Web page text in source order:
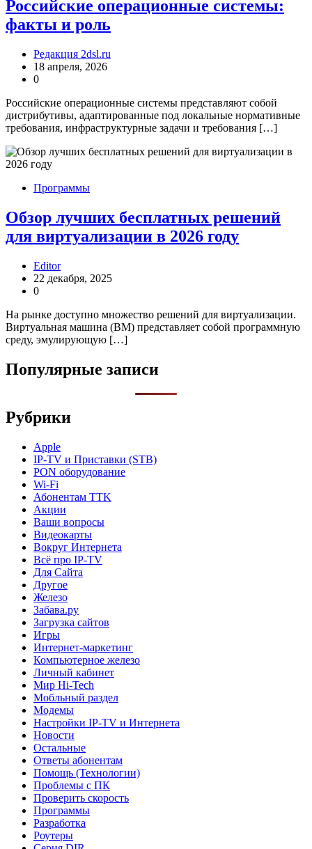
Российские операционные системы:
факты и роль
Редакция 2dsl.ru
18 апреля, 2026
0
Российские операционные системы представляют собой
дистрибутивы, адаптированные под локальные нормативные
требования, инфраструктурные задачи и требования […]
Программы
Обзор лучших бесплатных решений
для виртуализации в 2026 году
Editor
22 декабря, 2025
0
На рынке доступно множество решений для виртуализации.
Виртуальная машина (ВМ) представляет собой программную
среду, эмулирующую […]
Популярные записи
Рубрики
Apple
IP-TV и Приставки (STB)
PON оборудование
Wi-Fi
Абонентам TTK
Акции
Ваши вопросы
Видеокарты
Вокруг Интернета
Всё про IP-TV
Для Сайта
Другое
Железо
Забава.ру
Загрузка сайтов
Игры
Интернет-маркетинг
Компьютерное железо
Личный кабинет
Мир Hi-Tech
Мобльный раздел
Модемы
Настройки IP-TV и Интернета
Новости
Остальные
Ответы абонентам
Помощь (Технологии)
Проблемы с ПК
Проверить скорость
Программы
Разработка
Роутеры